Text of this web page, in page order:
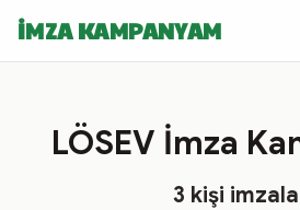
İMZA KAMPANYAM
LÖSEV İmza
3 kişi